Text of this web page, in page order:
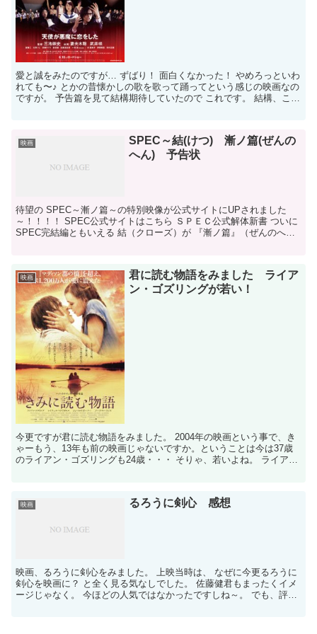
愛と誠をみたのですが… ずばり！ 面白くなかった！ やめろっといわ
れても〜♪ とかの昔懐かしの歌を歌って踊ってという感じの映画なの
ですが。 予告篇を見て結構期待していたので これです。 結構、こっ
映画
SPEC～結(けつ) 漸ノ篇(ぜんの
へん) 予告状
待望の SPEC～漸ノ篇～の特別映像が公式サイトにUPされました
～！！！！ SPEC公式サイトはこちら ＳＰＥＣ公式解体新書 ついに
SPEC完結編ともいえる 結（クローズ）が 『漸ノ篇』（ぜんのへ
映画
君に読む物語をみました ライア
ン・ゴズリングが若い！
今更ですが君に読む物語をみました。 2004年の映画という事で、き
ゃーもう、13年も前の映画じゃないですか。ということは今は37歳
のライアン・ゴズリングも24歳・・・ そりゃ、若いよね。 ライア
映画 るろうに剣心 感想
映画、るろうに剣心をみました。 上映当時は、 なぜに今更るろうに
剣心を映画に？ と全く見る気なしでした。 佐藤健君もまったくイメ
ージじゃなく。 今ほどの人気ではなかったですしね～。 でも、評判